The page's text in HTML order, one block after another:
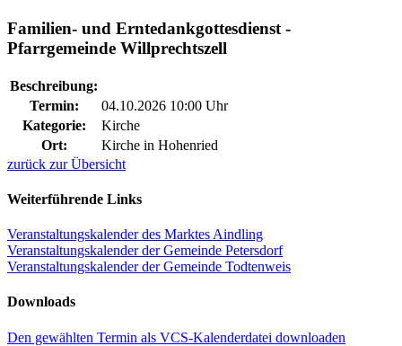
Familien- und Erntedankgottesdienst -
Pfarrgemeinde Willprechtszell
Beschreibung:
Termin:
04.10.2026 10:00 Uhr
Kategorie:
Kirche
Ort:
Kirche in Hohenried
zurück zur Übersicht
Weiterführende Links
Veranstaltungskalender des Marktes Aindling
Veranstaltungskalender der Gemeinde Petersdorf
Veranstaltungskalender der Gemeinde Todtenweis
Downloads
Den gewählten Termin als VCS-Kalenderdatei downloaden